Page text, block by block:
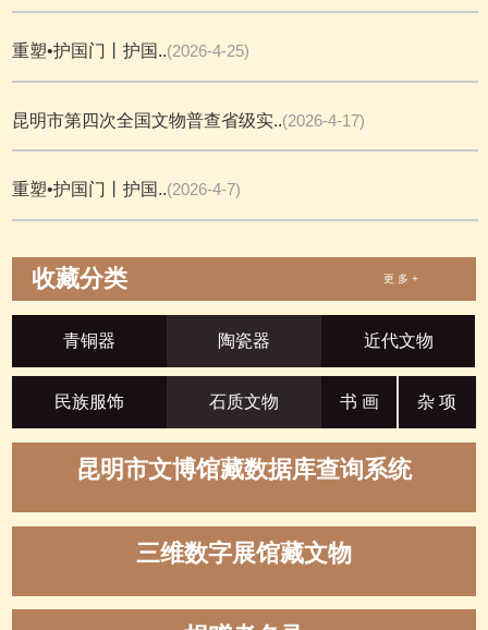
重塑•护国门丨护国..(2026-4-25)
昆明市第四次全国文物普查省级实..(2026-4-17)
重塑•护国门丨护国..(2026-4-7)
收藏分类 更 多 +
青铜器 陶瓷器 近代文物
民族服饰 石质文物 书 画 杂 项
昆明市文博馆藏数据库查询系统
三维数字展馆藏文物